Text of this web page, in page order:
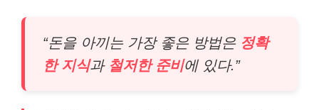
“돈을 아끼는 가장 좋은 방법은 정확
한 지식과 철저한 준비에 있다.”